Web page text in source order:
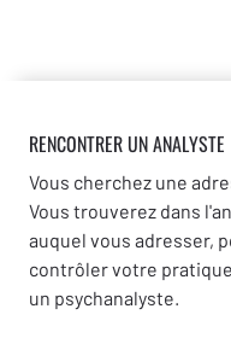
RENCONTRER UN ANALYSTE
Vous cherchez une
Vous trouverez dans
auquel vous adresser,
contrôler votre
un psychanalyste.